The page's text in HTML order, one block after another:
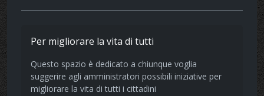
Per migliorare la vita di tutti
Questo spazio è dedicato a chiunque voglia
suggerire agli amministratori possibili iniziative per
migliorare la vita di tutti i cittadini